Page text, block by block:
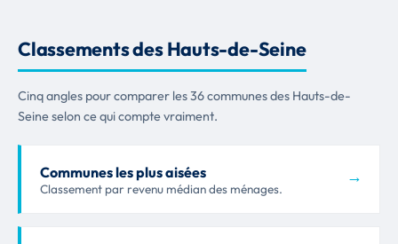
Classements des Hauts-de-Seine
Cinq angles pour comparer les 36 communes des Hauts-de-
Seine selon ce qui compte vraiment.
Communes les plus aisées
Classement par revenu médian des ménages.
→